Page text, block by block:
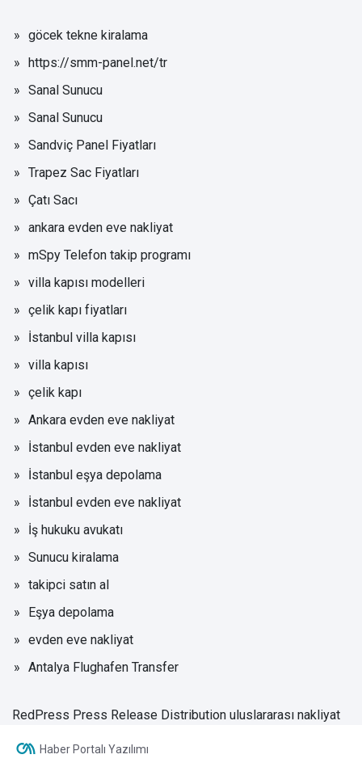
göcek tekne kiralama
https://smm-panel.net/tr
Sanal Sunucu
Sanal Sunucu
Sandviç Panel Fiyatları
Trapez Sac Fiyatları
Çatı Sacı
ankara evden eve nakliyat
mSpy Telefon takip programı
villa kapısı modelleri
çelik kapı fiyatları
İstanbul villa kapısı
villa kapısı
çelik kapı
Ankara evden eve nakliyat
İstanbul evden eve nakliyat
İstanbul eşya depolama
İstanbul evden eve nakliyat
İş hukuku avukatı
Sunucu kiralama
takipci satın al
Eşya depolama
evden eve nakliyat
Antalya Flughafen Transfer
RedPress Press Release Distribution uluslararası nakliyat
Haber Portalı Yazılımı